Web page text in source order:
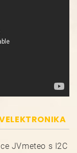
JVmeteo s I2C